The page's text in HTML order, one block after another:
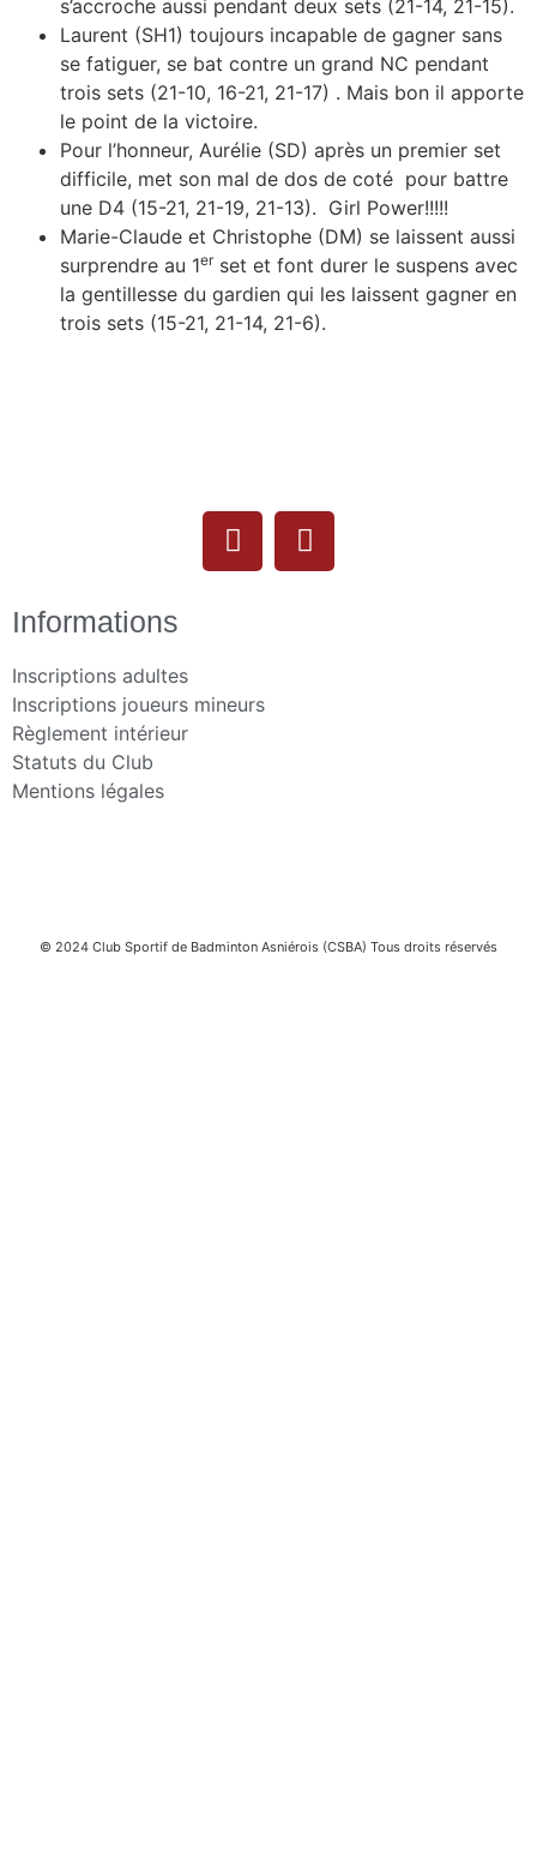
s’accroche aussi pendant deux sets (21-14, 21-15).
Laurent (SH1) toujours incapable de gagner sans
se fatiguer, se bat contre un grand NC pendant
trois sets (21-10, 16-21, 21-17) . Mais bon il apporte
le point de la victoire.
Pour l’honneur, Aurélie (SD) après un premier set
difficile, met son mal de dos de coté pour battre
une D4 (15-21, 21-19, 21-13). Girl Power!!!!!
Marie-Claude et Christophe (DM) se laissent aussi
surprendre au 1erset et font durer le suspens avec
la gentillesse du gardien qui les laissent gagner en
trois sets (15-21, 21-14, 21-6).
Informations
Inscriptions adultes
Inscriptions joueurs mineurs
Règlement intérieur
Statuts du Club
Mentions légales
© 2024 Club Sportif de Badminton Asniérois (CSBA) Tous droits réservés